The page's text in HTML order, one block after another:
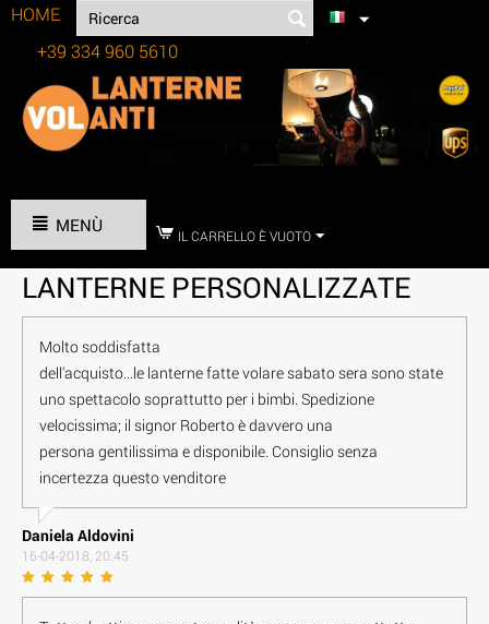
HOME
+39 334 960 5610
MENÙ IL CARRELLO È VUOTO
LANTERNE PERSONALIZZATE
Molto soddisfatta
dell'acquisto...le lanterne fatte volare sabato sera sono state
uno spettacolo soprattutto per i bimbi. Spedizione
velocissima; il signor Roberto è davvero una
persona gentilissima e disponibile. Consiglio senza
incertezza questo venditore
Daniela Aldovini
16-04-2018, 20:45